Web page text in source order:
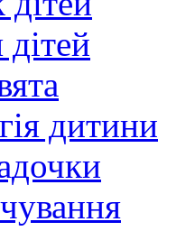
дитини